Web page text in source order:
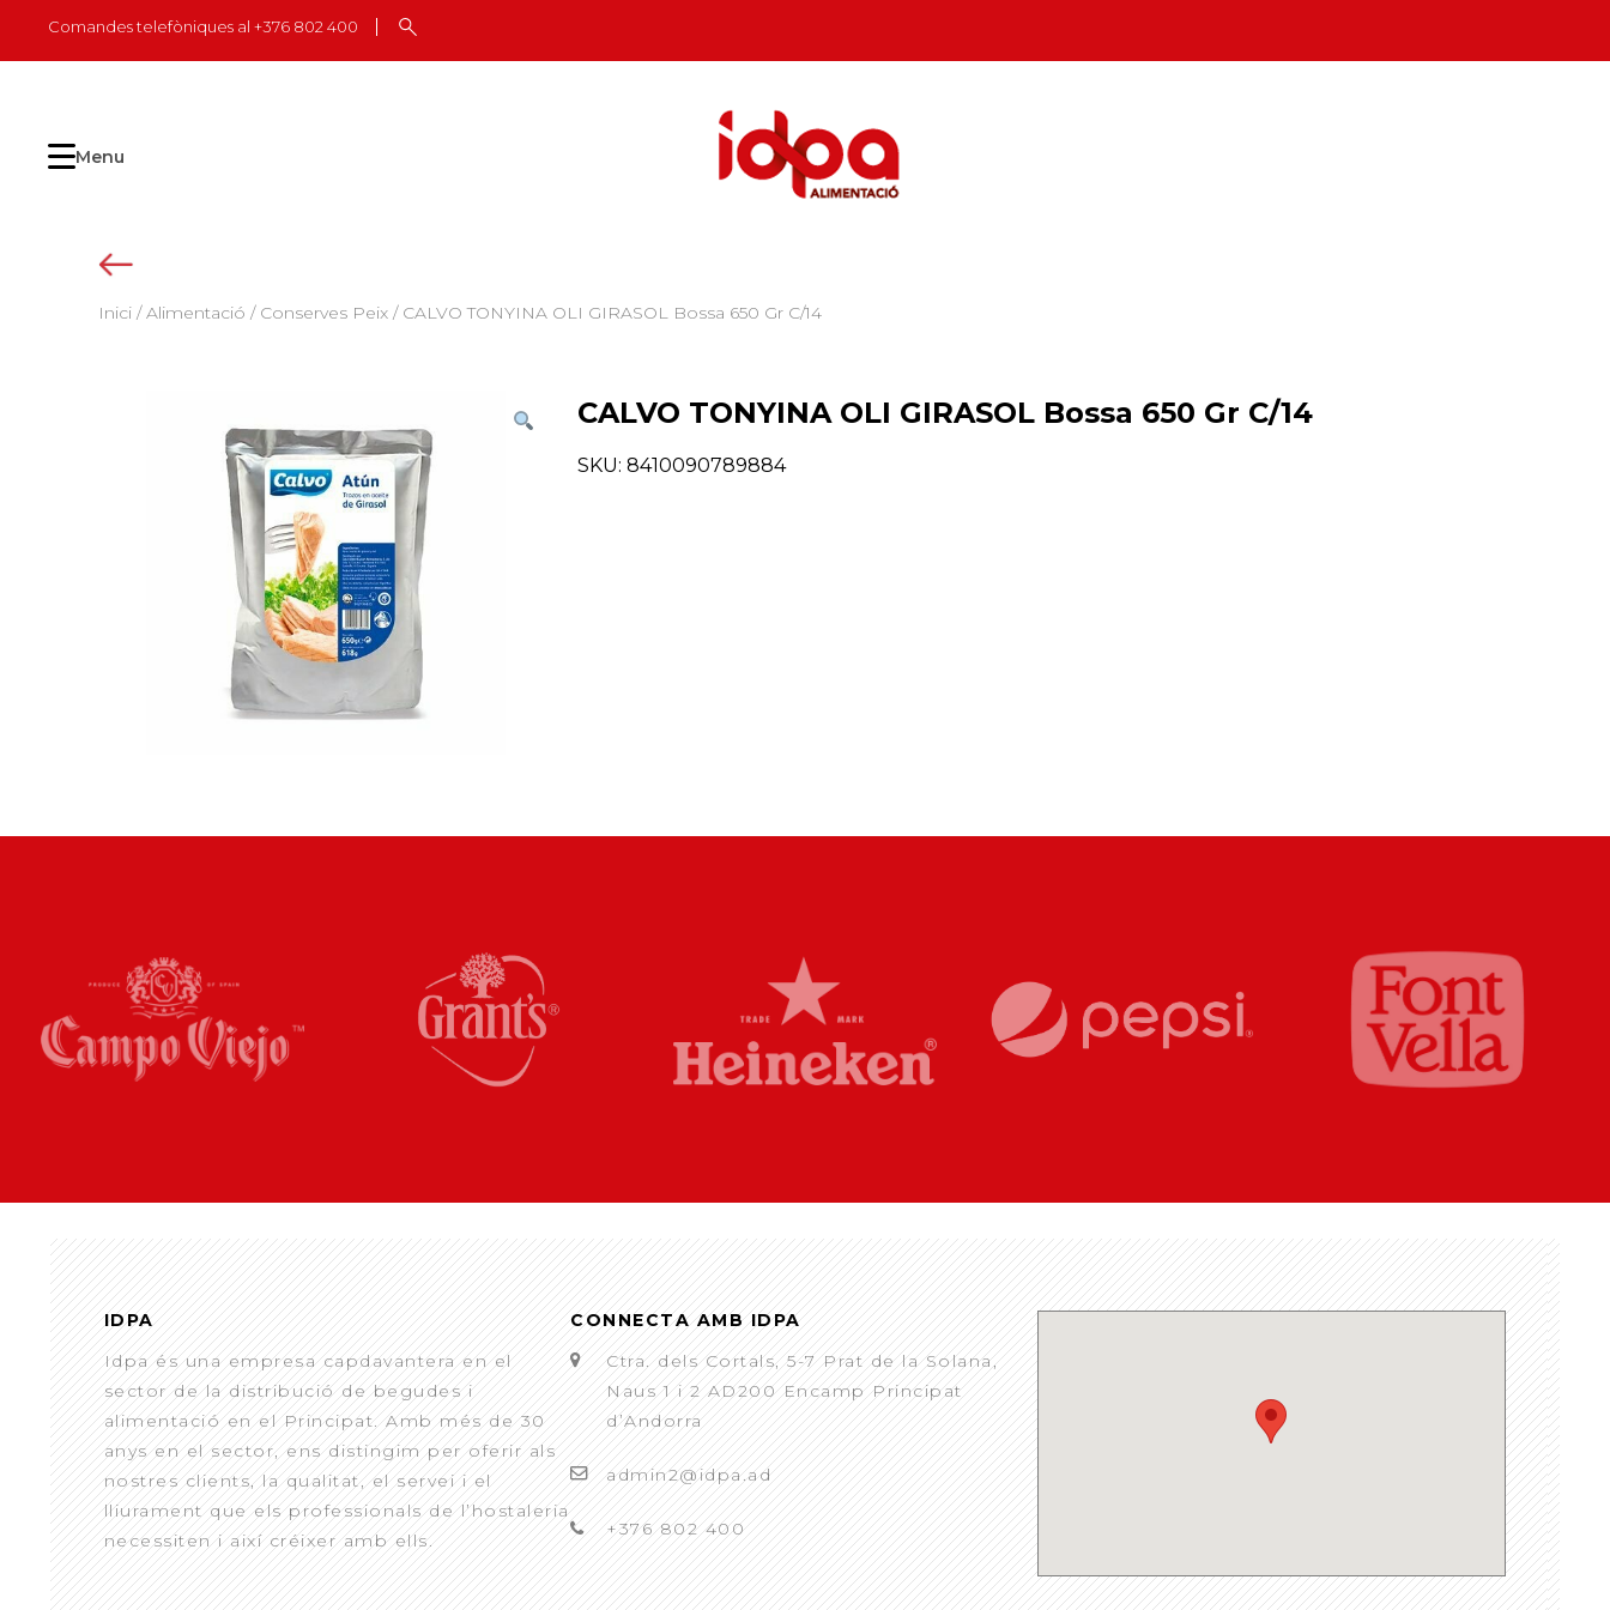
content
Comandes telefòniques al +376 802 400
Menu
Inici /Alimentació / Conserves Peix / CALVO TONYINA OLI GIRASOL Bossa 650 Gr C/14
CALVO TONYINA OLI GIRASOL Bossa 650 Gr C/14
SKU: 8410090789884
IDPA
Idpa és una empresa capdavantera en el
sector de la distribució de begudes i
alimentació en el Principat. Amb més de 30
anys en el sector, ens distingim per oferir als
nostres clients, la qualitat, el servei i el
lliurament que els professionals de l’hostaleria
necessiten i així créixer amb ells.
CONNECTA AMB IDPA
Ctra. dels Cortals, 5-7 Prat de la Solana,
Naus 1 i 2 AD200 Encamp Principat
d’Andorra
admin2@idpa.ad
+376 802 400